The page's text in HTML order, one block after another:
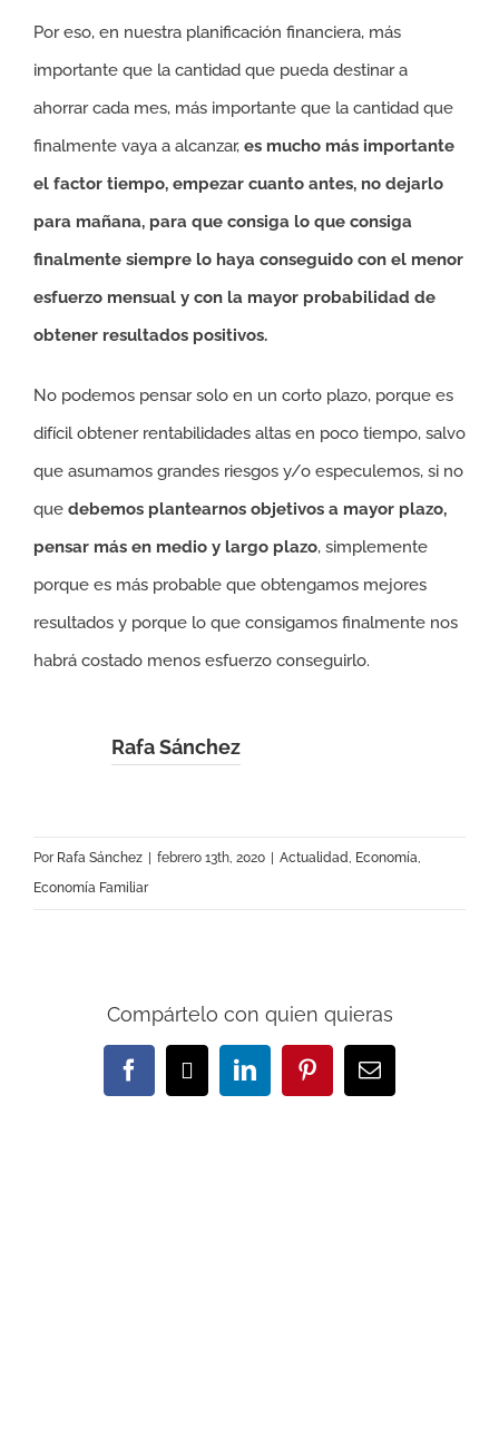
Por eso, en nuestra planificación financiera, más
importante que la cantidad que pueda destinar a
ahorrar cada mes, más importante que la cantidad que
finalmente vaya a alcanzar, es mucho más importante
el factor tiempo, empezar cuanto antes, no dejarlo
para mañana, para que consiga lo que consiga
finalmente siempre lo haya conseguido con el menor
esfuerzo mensual y con la mayor probabilidad de
obtener resultados positivos.
No podemos pensar solo en un corto plazo, porque es
difícil obtener rentabilidades altas en poco tiempo, salvo
que asumamos grandes riesgos y/o especulemos, si no
que debemos plantearnos objetivos a mayor plazo,
pensar más en medio y largo plazo, simplemente
porque es más probable que obtengamos mejores
resultados y porque lo que consigamos finalmente nos
habrá costado menos esfuerzo conseguirlo.
Rafa Sánchez
Por Rafa Sánchez febrero 13th, 2020 Actualidad, Economía,
Economía Familiar
Compártelo con quien quieras
Facebook
X LinkedInPinterestCorreo
electrónico